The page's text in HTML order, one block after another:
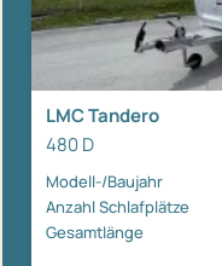
LMC Tandero
480 D
Modell-/Baujahr
Anzahl Schlafplätze
Gesamtlänge